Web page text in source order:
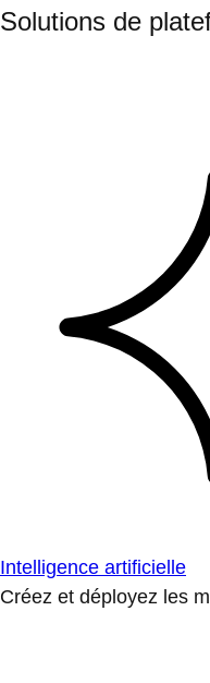
Solutions de
Intelligence artificielle
Créez et déployez les